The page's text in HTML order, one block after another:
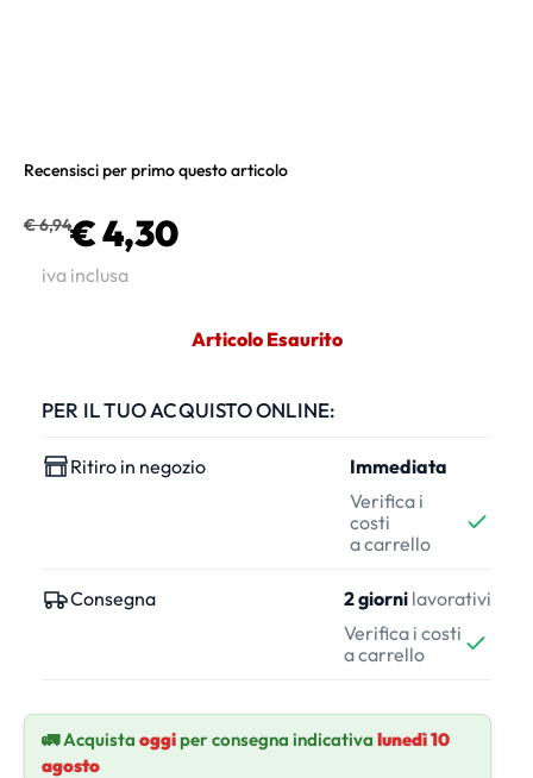
Recensisci per primo questo articolo
€ 6,94€ 4,30
iva inclusa
Articolo Esaurito
PER IL TUO ACQUISTO ONLINE:
Ritiro in negozio
Immediata
Verifica i
costi
a carrello
Consegna 2 giorni lavorativi
Verifica i costi
a carrello
🚛 Acquista oggiper consegna indicativa lunedì 10
agosto